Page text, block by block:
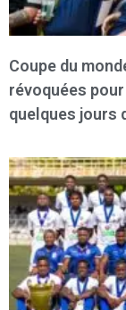
Coupe du
révoquées
quelques jours